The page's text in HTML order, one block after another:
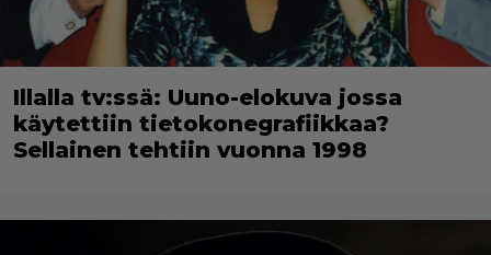
Illalla tv:ssä: Uuno-elokuva jossa
käytettiin tietokonegrafiikkaa?
Sellainen tehtiin vuonna 1998